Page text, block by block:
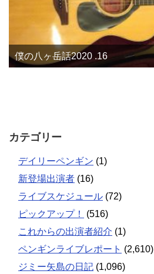
僕の八ヶ岳話2020 .16
カテゴリー
デイリーペンギン (1)
新登場出演者 (16)
ライブスケジュール (72)
ピックアップ！
(516)
これからの出演者紹介 (1)
ペンギンライブレポート (2,610)
ジミー矢島の日記 (1,096)